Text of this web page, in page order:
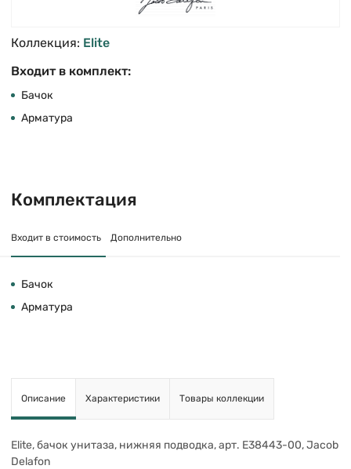
Коллекция: Elite
Входит в комплект:
Бачок
Арматура
Комплектация
Входит в стоимость Дополнительно
Бачок
Арматура
Описание Характеристики Товары коллекции
Elite, бачок унитаза, нижняя подводка, арт. E38443-00, Jacob
Delafon